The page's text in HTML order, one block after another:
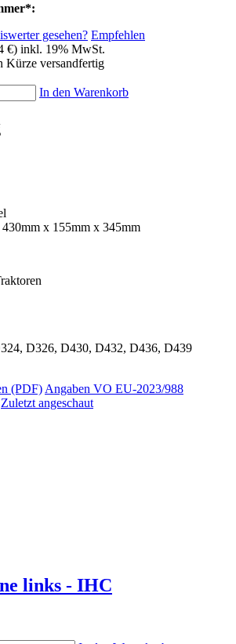
gesehen? Empfehlen
€) inkl. 19% MwSt.
Kürze versandfertig
In den Warenkorb
x 155mm x 345mm
D326, D430, D432, D436, D439
(PDF)Angaben VO EU-2023/988
Zuletzt angeschaut
links - IHC